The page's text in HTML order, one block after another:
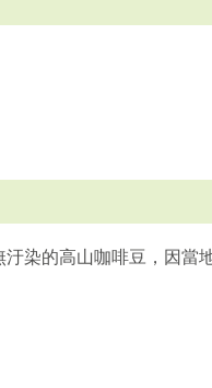
汙染的高山咖啡豆，因當